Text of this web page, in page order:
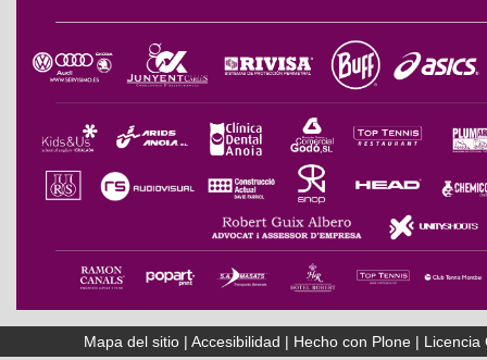
Mapa del sitio |Accesibilidad | Hecho con Plone | Licencia